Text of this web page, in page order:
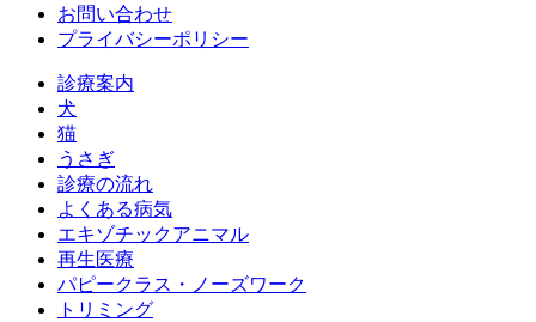
お問い合わせ
プライバシーポリシー
診療案内
犬
猫
うさぎ
診療の流れ
よくある病気
エキゾチックアニマル
再生医療
パピークラス・ノーズワーク
トリミング